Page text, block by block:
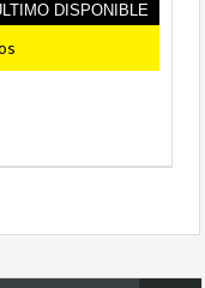
DISPONIBLE